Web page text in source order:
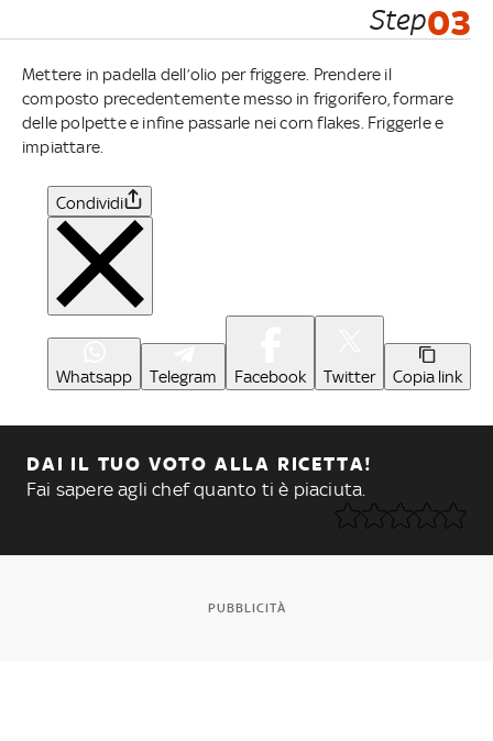
Step03
Mettere in padella dell’olio per friggere. Prendere il
composto precedentemente messo in frigorifero, formare
delle polpette e infine passarle nei corn flakes. Friggerle e
impiattare.
Condividi
Whatsapp Telegram Facebook Twitter Copia link
DAI IL TUO VOTO ALLA RICETTA!
Fai sapere agli chef quanto ti è piaciuta.
PUBBLICITÀ